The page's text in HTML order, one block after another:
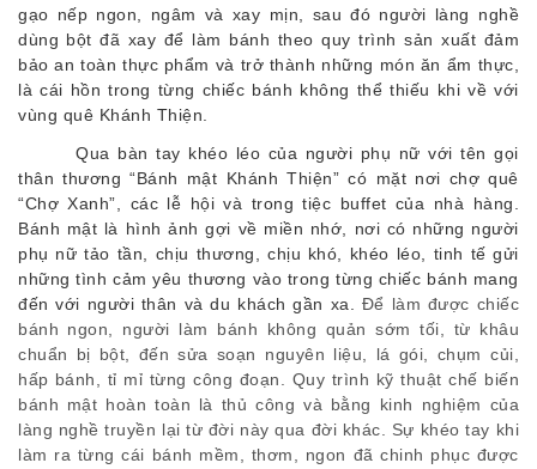
gạo nếp ngon, ngâm và xay mịn, sau đó người làng nghề
dùng bột đã xay để làm bánh theo quy trình sản xuất đảm
bảo an toàn thực phẩm và trở thành những món ăn ẩm thực,
là cái hồn trong từng chiếc bánh không thể thiếu khi về với
vùng quê Khánh Thiện.
Qua bàn tay khéo léo của người phụ nữ với tên gọi
thân thương “Bánh mật Khánh Thiện” có mặt nơi chợ quê
“Chợ Xanh”, các lễ hội và trong tiệc buffet của nhà hàng.
Bánh mật là hình ảnh gợi về miền nhớ, nơi có những người
phụ nữ tảo tần, chịu thương, chịu khó, khéo léo, tinh tế gửi
những tình cảm yêu thương vào trong từng chiếc bánh mang
đến với người thân và du khách gần xa. Để làm được chiếc
bánh ngon, người làm bánh không quản sớm tối, từ khâu
chuẩn bị bột, đến sửa soạn nguyên liệu, lá gói, chụm củi,
hấp bánh, tỉ mỉ từng công đoạn. Quy trình kỹ thuật chế biến
bánh mật hoàn toàn là thủ công và bằng kinh nghiệm của
làng nghề truyền lại từ đời này qua đời khác. Sự khéo tay khi
làm ra từng cái bánh mềm, thơm, ngon đã chinh phục được